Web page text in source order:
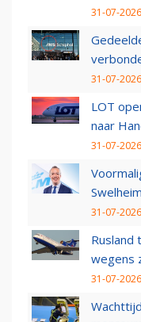
31-07-
31-07-
LOT
naar
31-07-
31-07-
Rusland
wegens
31-07-